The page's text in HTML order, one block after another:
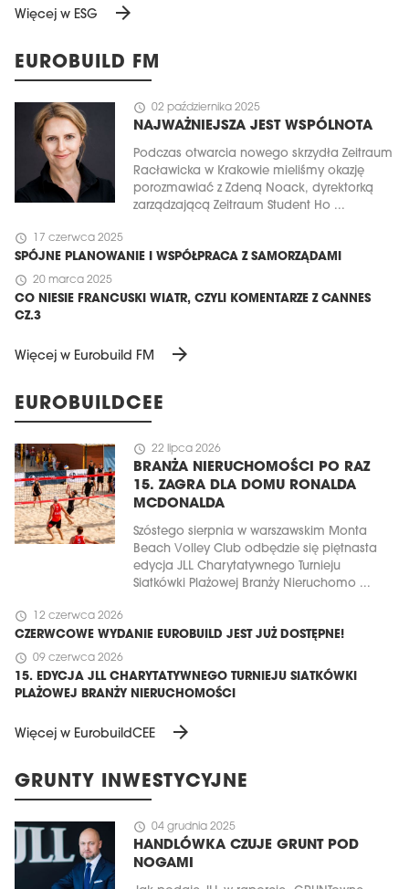
Więcej w ESG arrow_forward
EUROBUILD FM
schedule 02 października 2025
NAJWAŻNIEJSZA JEST WSPÓLNOTA
Podczas otwarcia nowego skrzydła Zeitraum
Racławicka w Krakowie mieliśmy okazję
porozmawiać z Zdeną Noack, dyrektorką
zarządzającą Zeitraum Student Ho ...
schedule 17 czerwca 2025
SPÓJNE PLANOWANIE I WSPÓŁPRACA Z SAMORZĄDAMI
schedule 20 marca 2025
CO NIESIE FRANCUSKI WIATR, CZYLI KOMENTARZE Z CANNES
CZ.3
Więcej w Eurobuild FM arrow_forward
EUROBUILDCEE
schedule 22 lipca 2026
BRANŻA NIERUCHOMOŚCI PO RAZ
15. ZAGRA DLA DOMU RONALDA
MCDONALDA
Szóstego sierpnia w warszawskim Monta
Beach Volley Club odbędzie się piętnasta
edycja JLL Charytatywnego Turnieju
Siatkówki Plażowej Branży Nieruchomo ...
schedule 12 czerwca 2026
CZERWCOWE WYDANIE EUROBUILD JEST JUŻ DOSTĘPNE!
schedule 09 czerwca 2026
15. EDYCJA JLL CHARYTATYWNEGO TURNIEJU SIATKÓWKI
PLAŻOWEJ BRANŻY NIERUCHOMOŚCI
Więcej w EurobuildCEE arrow_forward
GRUNTY INWESTYCYJNE
schedule 04 grudnia 2025
HANDLÓWKA CZUJE GRUNT POD
NOGAMI